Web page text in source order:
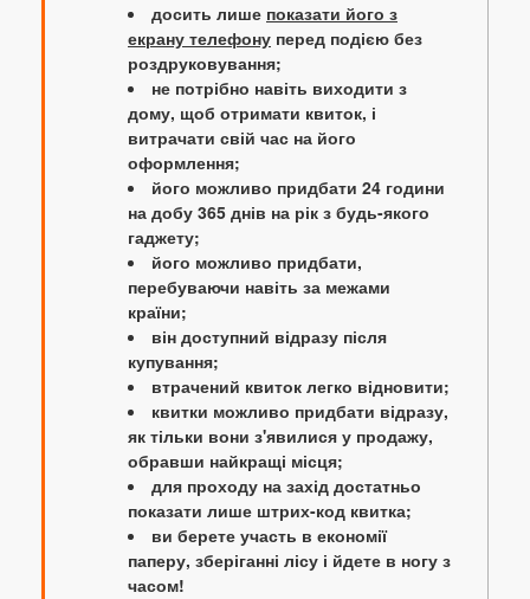
досить лише показати його з
екрану телефону перед подією без
роздруковування;
не потрібно навіть виходити з
дому, щоб отримати квиток, і
витрачати свій час на його
оформлення;
його можливо придбати 24 години
на добу 365 днів на рік з будь-якого
гаджету;
його можливо придбати,
перебуваючи навіть за межами
країни;
він доступний відразу після
купування;
втрачений квиток легко відновити;
квитки можливо придбати відразу,
як тільки вони з'явилися у продажу,
обравши найкращі місця;
для проходу на захід достатньо
показати лише штрих-код квитка;
ви берете участь в економії
паперу, зберіганні лісу і йдете в ногу з
часом!